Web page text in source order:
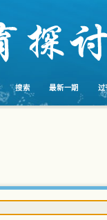
搜索 最新一期 过